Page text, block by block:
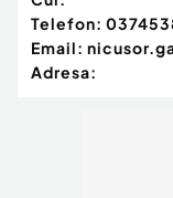
Telefon:
Email:
Adresa: